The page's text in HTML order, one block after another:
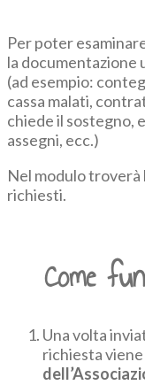
Per poter
la documentazione
(ad esempio:
cassa malati,
chiede il sostegno,
assegni, ecc.)
Nel modulo troverà
richiesti.
Come
Una volta
richiesta